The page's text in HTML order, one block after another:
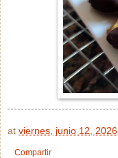
at viernes, junio 12, 2026
Compartir